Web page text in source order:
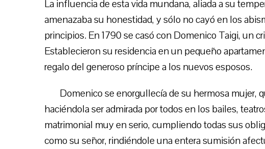
La influencia de esta vida mundana, aliada a su
amenazaba su honestidad, y sólo no cayó en los
principios. En 1790 se casó con Domenico Taigi, un
Establecieron su residencia en un pequeño
regalo del generoso príncipe a los nuevos esposos.
Domenico se enorgullecía de su hermosa mujer,
haciéndola ser admirada por todos en los bailes,
matrimonial muy en serio, cumpliendo todas sus
como su señor, rindiéndole una entera sumisión